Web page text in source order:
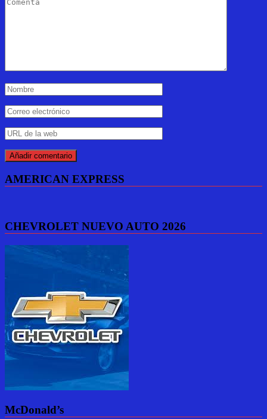
AMERICAN EXPRESS
CHEVROLET NUEVO AUTO 2026
McDonald’s